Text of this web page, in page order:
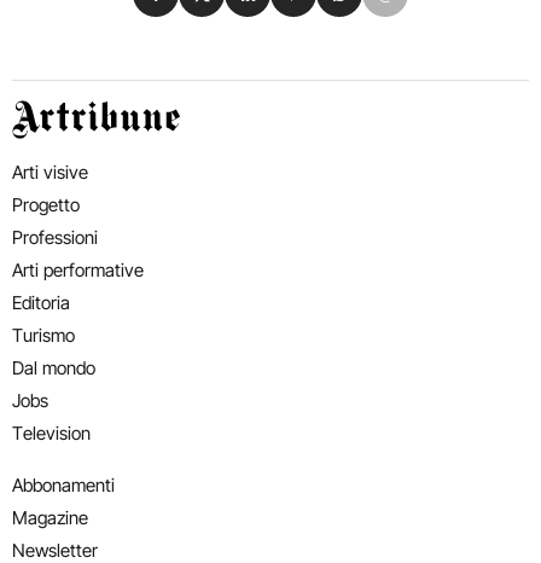
Artribune
Arti visive
Progetto
Professioni
Arti performative
Editoria
Turismo
Dal mondo
Jobs
Television
Abbonamenti
Magazine
Newsletter